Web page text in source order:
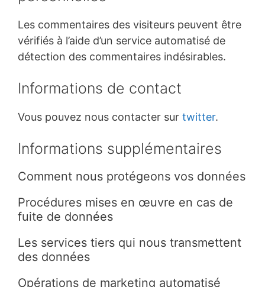
Les commentaires des visiteurs peuvent être
vérifiés à l’aide d’un service automatisé de
détection des commentaires indésirables.
Informations de contact
Vous pouvez nous contacter sur twitter.
Informations supplémentaires
Comment nous protégeons vos données
Procédures mises en œuvre en cas de
fuite de données
Les services tiers qui nous transmettent
des données
Opérations de marketing automatisé